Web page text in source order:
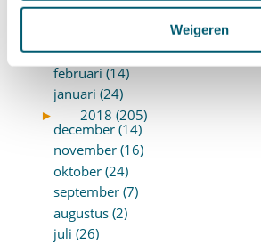
Weigeren
mei (14)
maart (10)
februari (14)
januari (24)
►
2018 (205)
december (14)
november (16)
oktober (24)
september (7)
augustus (2)
juli (26)